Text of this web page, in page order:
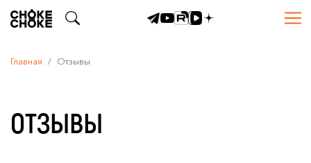
Главная Отзывы
ОТЗЫВЫ